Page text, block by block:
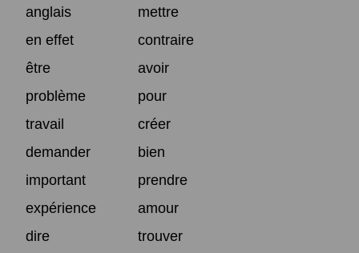
anglais
mettre
en effet
contraire
être
avoir
problème
pour
travail
créer
demander
bien
important
prendre
expérience
amour
dire
trouver